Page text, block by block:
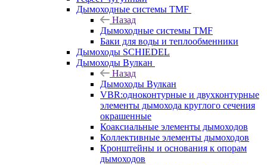
Дымоходные системы TMF
Назад
Дымоходные системы TMF
Баки для воды и теплообменники
Дымоходы SCHIEDEL
Дымоходы Вулкан
Назад
Дымоходы Вулкан
VBR:одноконтурные и двухконтурные
элементы дымохода круглого сечения
окрашенные
Коаксиальные элементы дымоходов
Коллективные элементы дымоходов
Кронштейны и основания к опорам
дымоходов